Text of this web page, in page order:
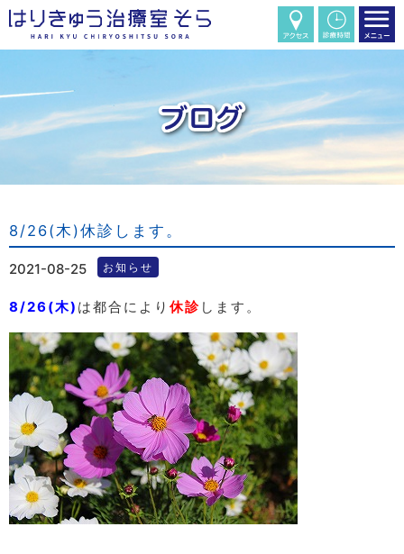
8/26(木)休診します。
2021-08-25 お知らせ
8/26(木) は都合により 休診 します。